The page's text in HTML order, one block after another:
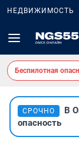
НЕДВИЖИМОСТЬ
Беспилотная
СРОЧНО
В
опасность